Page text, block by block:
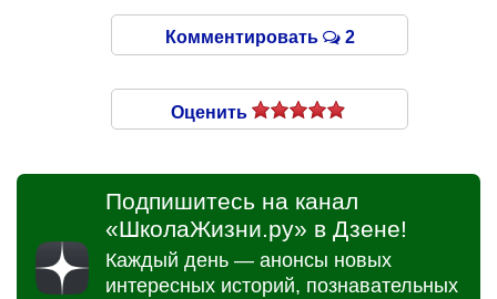
Комментировать 2
Оценить
Подпишитесь на канал
«ШколаЖизни.ру» в Дзене!
Каждый день — анонсы новых
интересных историй, познавательных